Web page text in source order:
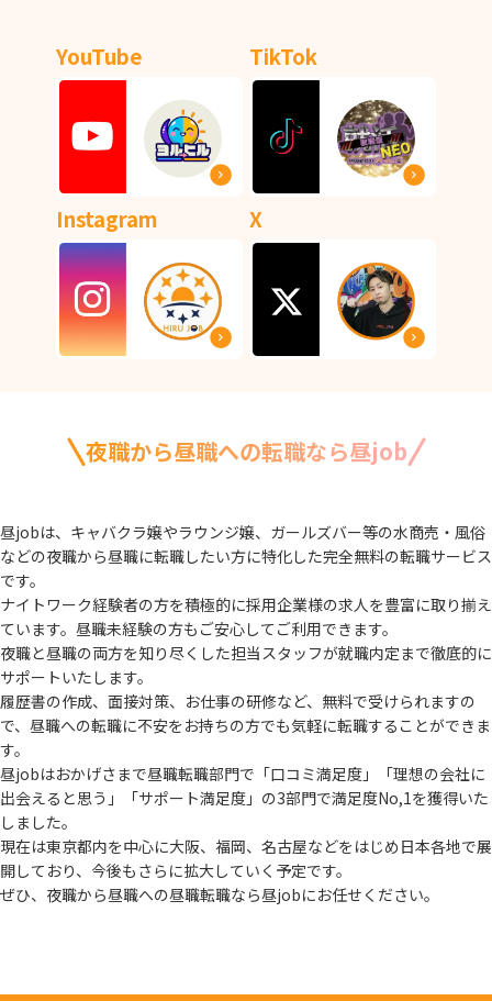
YouTube TikTok
Instagram X
夜職から昼職への転職なら昼job
昼jobは、キャバクラ嬢やラウンジ嬢、ガールズバー等の水商売・風俗
などの夜職から昼職に転職したい方に特化した完全無料の転職サービス
です。
ナイトワーク経験者の方を積極的に採用企業様の求人を豊富に取り揃え
ています。 昼職未経験の方もご安心してご利用できます。
夜職と昼職の両方を知り尽くした担当スタッフが就職内定まで徹底的に
サポートいたします。
履歴書の作成、面接対策、お仕事の研修など、無料で受けられますの
で、 昼職への転職に不安をお持ちの方でも気軽に転職することができま
す。
昼jobはおかげさまで昼職転職部門で「口コミ満足度」「理想の会社に
出会えると思う」
「サポート満足度」の3部門で満足度No,1を獲得いた
しました。
現在は東京都内を中心に大阪、福岡、名古屋などをはじめ日本各地で展
開しており、 今後もさらに拡大していく予定です。
ぜひ、夜職から昼職への昼職転職なら昼jobにお任せください。